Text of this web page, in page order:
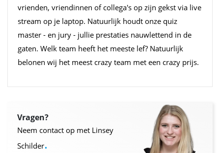
vrienden, vriendinnen of collega's op zijn gekst via live
stream op je laptop. Natuurlijk houdt onze quiz
master - en jury - jullie prestaties nauwlettend in de
gaten. Welk team heeft het meeste lef? Natuurlijk
belonen wij het meest crazy team met een crazy prijs.
Vragen?
Neem contact op met Linsey
Schilder.